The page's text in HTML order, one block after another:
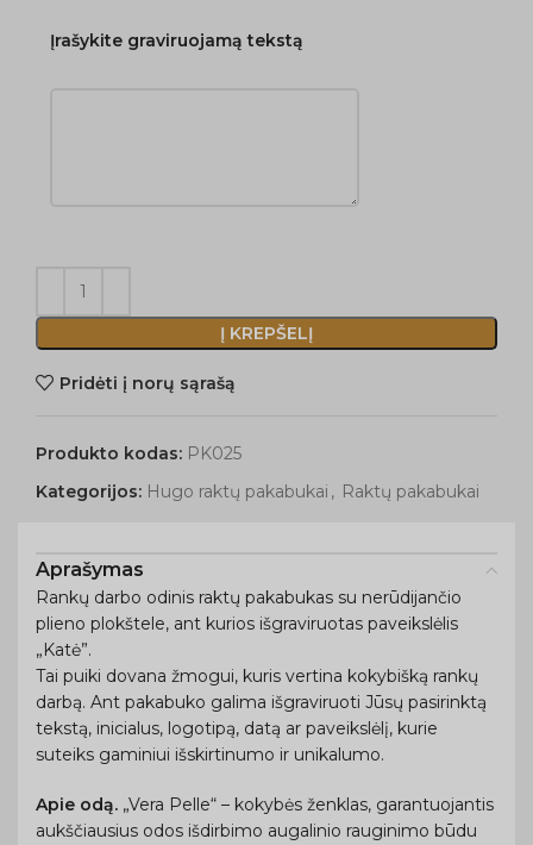
Įrašykite graviruojamą tekstą
Į KREPŠELĮ
Pridėti į norų sąrašą
Produkto kodas: PK025
Kategorijos: Hugo raktų pakabukai , Raktų pakabukai
Aprašymas
Rankų darbo odinis raktų pakabukas su nerūdijančio
plieno plokštele, ant kurios išgraviruotas paveikslėlis
„Katė”.
Tai puiki dovana žmogui, kuris vertina kokybišką rankų
darbą. Ant pakabuko galima išgraviruoti Jūsų pasirinktą
tekstą, inicialus, logotipą, datą ar paveikslėlį, kurie
suteiks gaminiui išskirtinumo ir unikalumo.
Apie odą. „Vera Pelle“ – kokybės ženklas, garantuojantis
aukščiausius odos išdirbimo augalinio rauginimo būdu